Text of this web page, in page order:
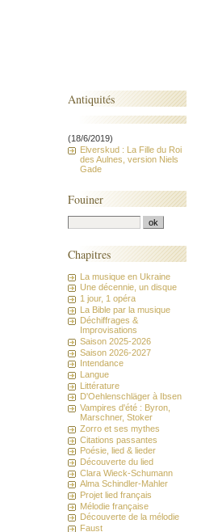
Antiquités
(18/6/2019)
Elverskud : La Fille du Roi
des Aulnes, version Niels
Gade
Fouiner
Chapitres
La musique en Ukraine
Une décennie, un disque
1 jour, 1 opéra
La Bible par la musique
Déchiffrages &
Improvisations
Saison 2025-2026
Saison 2026-2027
Intendance
Langue
Littérature
D'Oehlenschläger à Ibsen
Vampires d'été : Byron,
Marschner, Stoker
Zorro et ses mythes
Citations passantes
Poésie, lied & lieder
Découverte du lied
Clara Wieck-Schumann
Alma Schindler-Mahler
Projet lied français
Mélodie française
Découverte de la mélodie
Faust